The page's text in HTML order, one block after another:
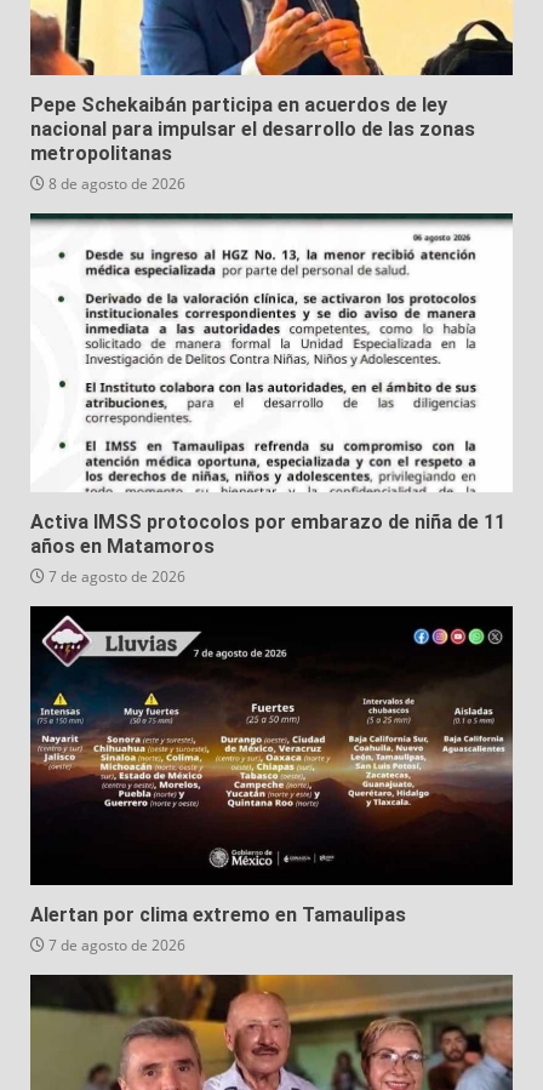
Pepe Schekaibán participa en acuerdos de ley
nacional para impulsar el desarrollo de las zonas
metropolitanas
8 de agosto de 2026
Activa IMSS protocolos por embarazo de niña de 11
años en Matamoros
7 de agosto de 2026
Alertan por clima extremo en Tamaulipas
7 de agosto de 2026